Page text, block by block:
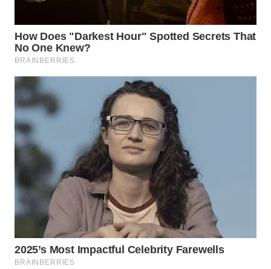
WN
INDRAMAYU
WN
MAJALENGKA
SUBANG
WN
SUKABUMI
WN
PURWAKARTA